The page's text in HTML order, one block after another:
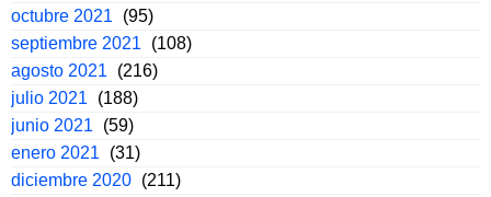
octubre 2021
(95)
septiembre 2021
(108)
agosto 2021
(216)
julio 2021
(188)
junio 2021
(59)
enero 2021
(31)
diciembre 2020 (211)